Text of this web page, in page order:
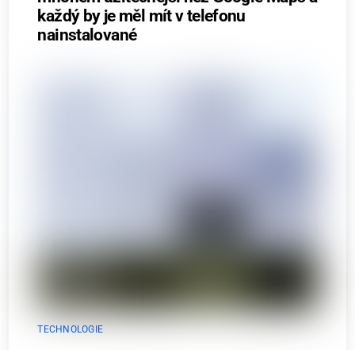
každý by je měl mít v telefonu
nainstalované
TECHNOLOGIE